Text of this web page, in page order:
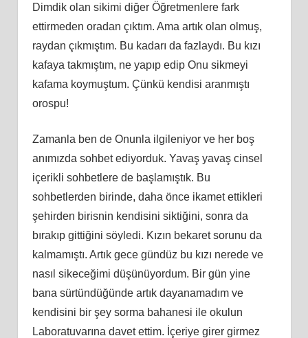
Dimdik olan sikimi diğer Öğretmenlere fark
ettirmeden oradan çıktım. Ama artık olan olmuş,
raydan çıkmıştım. Bu kadarı da fazlaydı. Bu kızı
kafaya takmıştım, ne yapıp edip Onu sikmeyi
kafama koymuştum. Çünkü kendisi aranmıştı
orospu!
Zamanla ben de Onunla ilgileniyor ve her boş
anımızda sohbet ediyorduk. Yavaş yavaş cinsel
içerikli sohbetlere de başlamıştık. Bu
sohbetlerden birinde, daha önce ikamet ettikleri
şehirden birisnin kendisini siktiğini, sonra da
bırakıp gittiğini söyledi. Kızın bekaret sorunu da
kalmamıştı. Artık gece gündüz bu kızı nerede ve
nasıl sikeceğimi düşünüyordum. Bir gün yine
bana sürtündüğünde artık dayanamadım ve
kendisini bir şey sorma bahanesi ile okulun
Laboratuvarına davet ettim. İçeriye girer girmez